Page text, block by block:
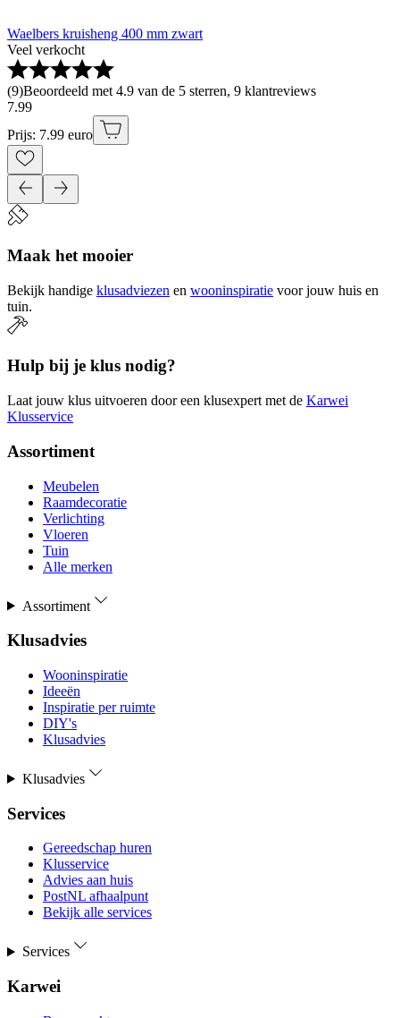
Waelbers kruisheng 400 mm zwart
Veel verkocht
(9)Beoordeeld met 4.9 van de 5 sterren, 9 klantreviews
7.99
Prijs: 7.99 euro
Maak het mooier
Bekijk handige klusadviezen en wooninspiratie voor jouw huis en
tuin.
Hulp bij je klus nodig?
Laat jouw klus uitvoeren door een klusexpert met de Karwei
Klusservice
Assortiment
Meubelen
Raamdecoratie
Verlichting
Vloeren
Tuin
Alle merken
Assortiment
Klusadvies
Wooninspiratie
Ideeën
Inspiratie per ruimte
DIY's
Klusadvies
Klusadvies
Services
Gereedschap huren
Klusservice
Advies aan huis
PostNL afhaalpunt
Bekijk alle services
Services
Karwei